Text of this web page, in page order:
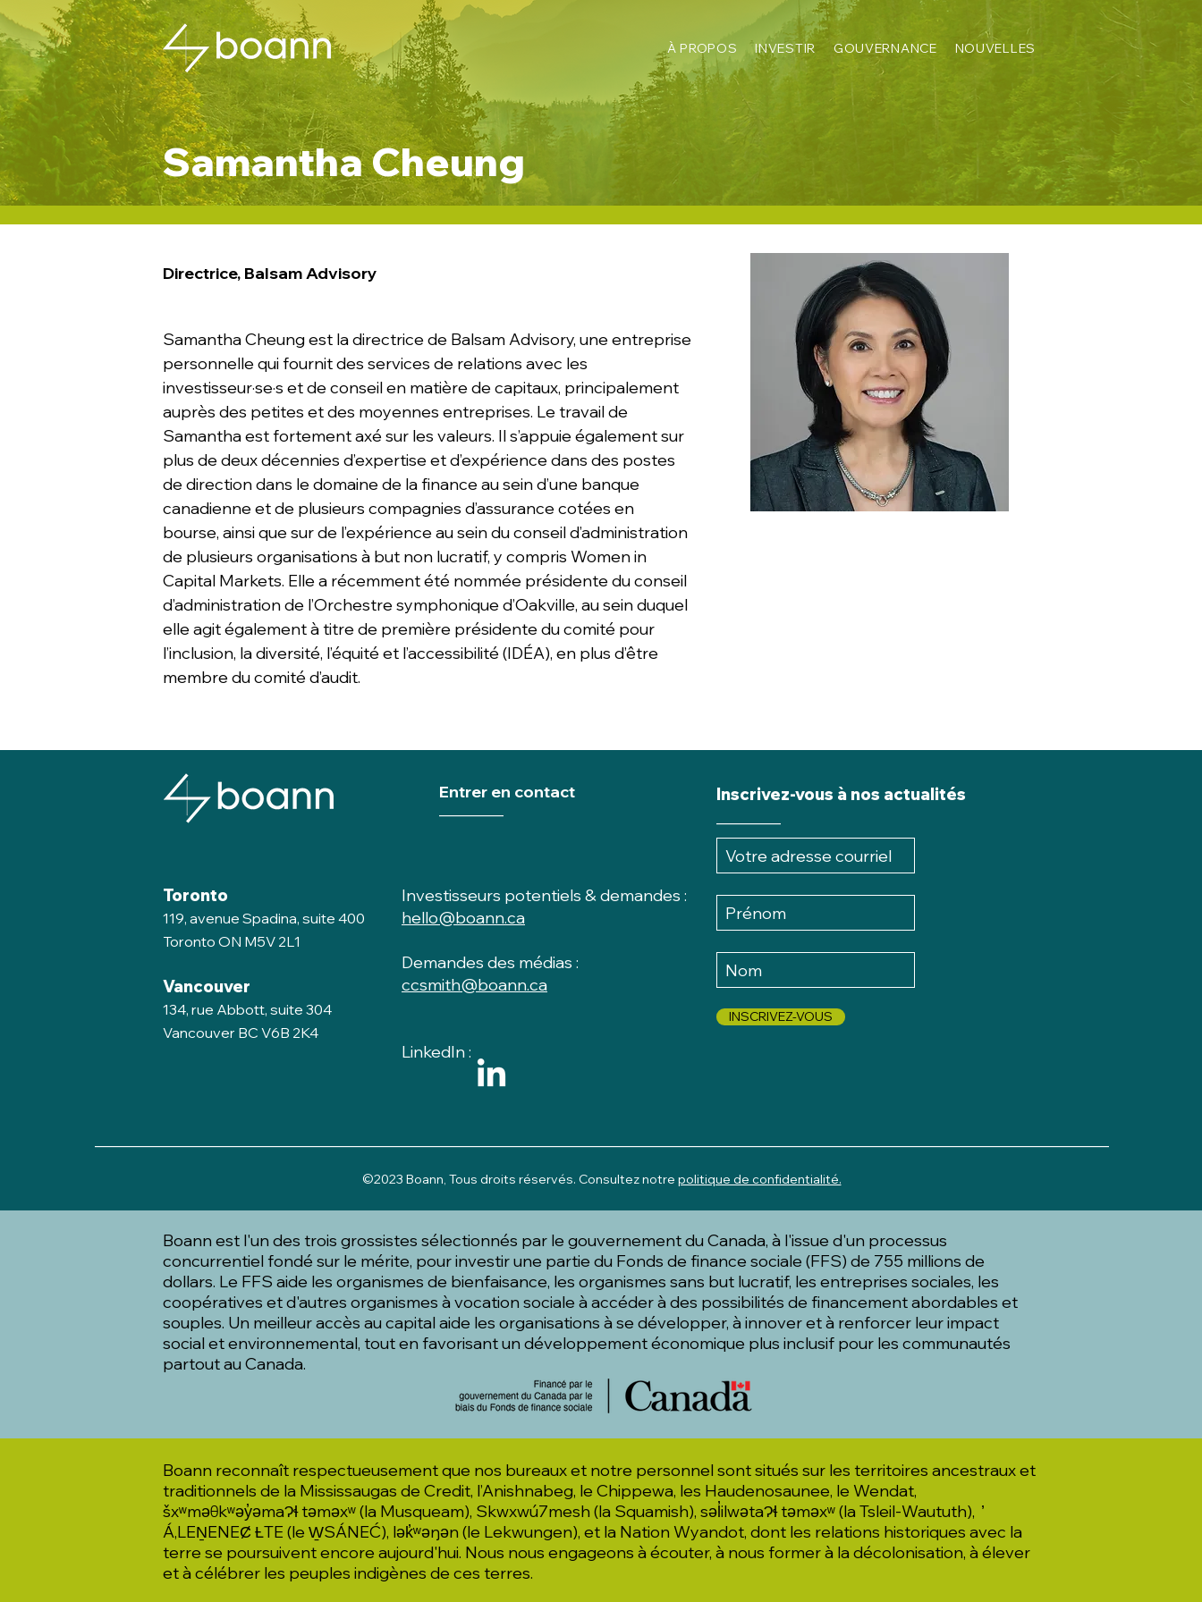
À PROPOS INVESTIR GOUVERNANCE NOUVELLES
Samantha Cheung
Directrice, Balsam Advisory
Samantha Cheung est la directrice de Balsam Advisory, une entreprise
personnelle qui fournit des services de relations avec les
investisseur·se·s et de conseil en matière de capitaux, principalement
auprès des petites et des moyennes entreprises. Le travail de
Samantha est fortement axé sur les valeurs. Il s’appuie également sur
plus de deux décennies d’expertise et d’expérience dans des postes
de direction dans le domaine de la finance au sein d’une banque
canadienne et de plusieurs compagnies d’assurance cotées en
bourse, ainsi que sur de l’expérience au sein du conseil d’administration
de plusieurs organisations à but non lucratif, y compris Women in
Capital Markets. Elle a récemment été nommée présidente du conseil
d’administration de l’Orchestre symphonique d’Oakville, au sein duquel
elle agit également à titre de première présidente du comité pour
l’inclusion, la diversité, l’équité et l’accessibilité (IDÉA), en plus d’être
membre du comité d’audit.
Toronto
119, avenue Spadina, suite 400
Toronto ON M5V 2L1
Vancouver
134, rue Abbott, suite 304
Vancouver BC V6B 2K4
Entrer en contact
Investisseurs potentiels & demandes :
hello@boann.ca
Demandes des médias :
ccsmith@boann.ca
LinkedIn :
Inscrivez-vous à nos actualités
INSCRIVEZ-VOUS
©2023 Boann, Tous droits réservés. Consultez notre politique de confidentialité.
Boann est l'un des trois grossistes sélectionnés par le gouvernement du Canada, à l'issue d'un processus
concurrentiel fondé sur le mérite, pour investir une partie du Fonds de finance sociale (FFS) de 755 millions de
dollars. Le FFS aide les organismes de bienfaisance, les organismes sans but lucratif, les entreprises sociales, les
coopératives et d'autres organismes à vocation sociale à accéder à des possibilités de financement abordables et
souples. Un meilleur accès au capital aide les organisations à se développer, à innover et à renforcer leur impact
social et environnemental, tout en favorisant un développement économique plus inclusif pour les communautés
partout au Canada.
Boann reconnaît respectueusement que nos bureaux et notre personnel sont situés sur les territoires ancestraux et
traditionnels de la Mississaugas de Credit, l’Anishnabeg, le Chippewa, les Haudenosaunee, le Wendat,
šxʷməθkʷəy̓əmaɁɬ təməxʷ (la Musqueam), Skwxwú7mesh (la Squamish), səl̓ilwətaɁɬ təməxʷ (la Tsleil-Waututh), ̓
Á,LEṈENEȻ ȽTE (le W̱SÁNEĆ), lək̓ʷəŋən (le Lekwungen), et la Nation Wyandot, dont les relations historiques avec la
terre se poursuivent encore aujourd'hui. Nous nous engageons à écouter, à nous former à la décolonisation, à élever
et à célébrer les peuples indigènes de ces terres.